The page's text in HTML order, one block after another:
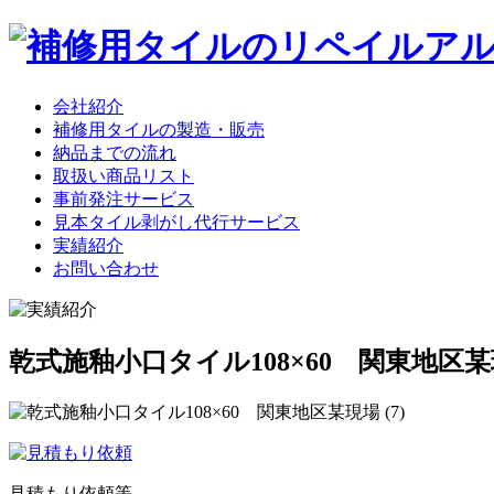
会社紹介
補修用タイルの製造・販売
納品までの流れ
取扱い商品リスト
事前発注サービス
見本タイル剥がし代行サービス
実績紹介
お問い合わせ
乾式施釉小口タイル108×60 関東地区